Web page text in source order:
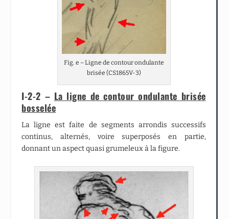
Fig. e – Ligne de contour ondulante
brisée (CS1865V-3)
I-2-2 – La ligne de contour ondulante brisée
bosselée
La ligne est faite de segments arrondis successifs
continus, alternés, voire superposés en partie,
donnant un aspect quasi grumeleux à la figure.